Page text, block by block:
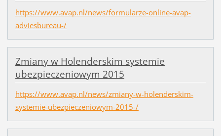
https://www.avap.nl/news/formularze-online-avap-
adviesbureau-/
Zmiany w Holenderskim systemie
ubezpieczeniowym 2015
https://www.avap.nl/news/zmiany-w-holenderskim-
systemie-ubezpieczeniowym-2015-/